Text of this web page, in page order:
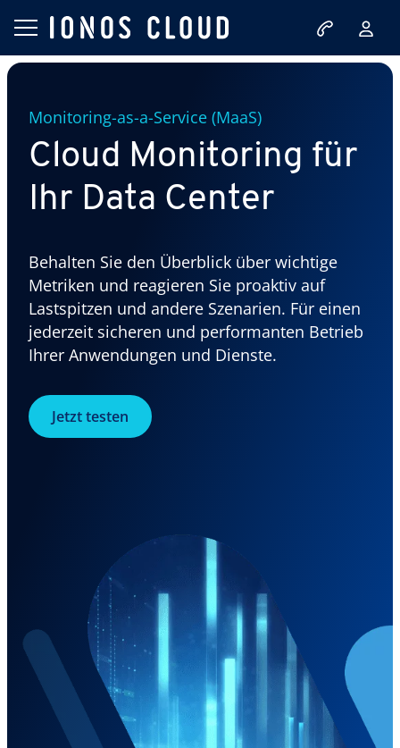
Monitoring-as-a-Service (MaaS)
Cloud Monitoring für
Ihr Data Center
Behalten Sie den Überblick über wichtige
Metriken und reagieren Sie proaktiv auf
Lastspitzen und andere Szenarien. Für einen
jederzeit sicheren und performanten Betrieb
Ihrer Anwendungen und Dienste.
Jetzt testen